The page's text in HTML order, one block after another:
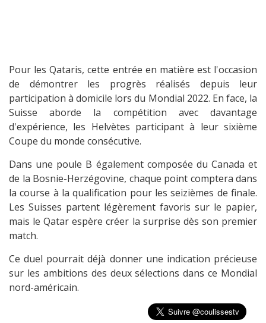
Pour les Qataris, cette entrée en matière est l'occasion
de démontrer les progrès réalisés depuis leur
participation à domicile lors du Mondial 2022. En face, la
Suisse aborde la compétition avec davantage
d'expérience, les Helvètes participant à leur sixième
Coupe du monde consécutive.
Dans une poule B également composée du Canada et
de la Bosnie-Herzégovine, chaque point comptera dans
la course à la qualification pour les seizièmes de finale.
Les Suisses partent légèrement favoris sur le papier,
mais le Qatar espère créer la surprise dès son premier
match.
Ce duel pourrait déjà donner une indication précieuse
sur les ambitions des deux sélections dans ce Mondial
nord-américain.